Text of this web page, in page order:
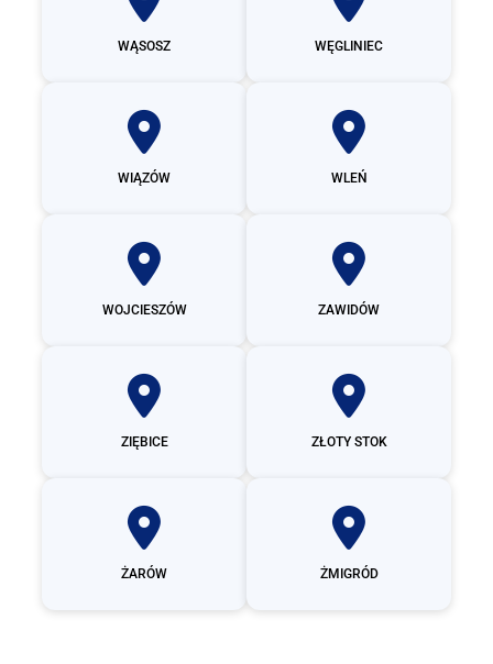
WĄSOSZ WĘGLINIEC
WIĄZÓW WLEŃ
WOJCIESZÓW ZAWIDÓW
ZIĘBICE ZŁOTY STOK
ŻARÓW ŻMIGRÓD